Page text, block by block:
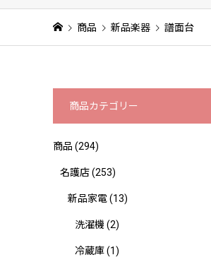
商品 新品楽器 譜面台
商品カテゴリー
商品 (294)
名護店(253)
新品家電(13)
洗濯機 (2)
冷蔵庫(1)